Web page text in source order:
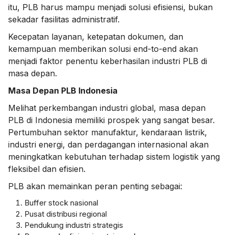
itu, PLB harus mampu menjadi solusi efisiensi, bukan
sekadar fasilitas administratif.
Kecepatan layanan, ketepatan dokumen, dan
kemampuan memberikan solusi end-to-end akan
menjadi faktor penentu keberhasilan industri PLB di
masa depan.
Masa Depan PLB Indonesia
Melihat perkembangan industri global, masa depan
PLB di Indonesia memiliki prospek yang sangat besar.
Pertumbuhan sektor manufaktur, kendaraan listrik,
industri energi, dan perdagangan internasional akan
meningkatkan kebutuhan terhadap sistem logistik yang
fleksibel dan efisien.
PLB akan memainkan peran penting sebagai:
Buffer stock nasional
Pusat distribusi regional
Pendukung industri strategis